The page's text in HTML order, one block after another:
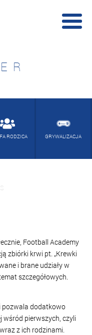
RODZICA GRYWALIZACJA
Football Academy
zbiórki krwi pt. „Krewki
i brane udziały w
szczegółowych.
pozwala dodatkowo
wśród pierwszych, czyli
z ich rodzinami.